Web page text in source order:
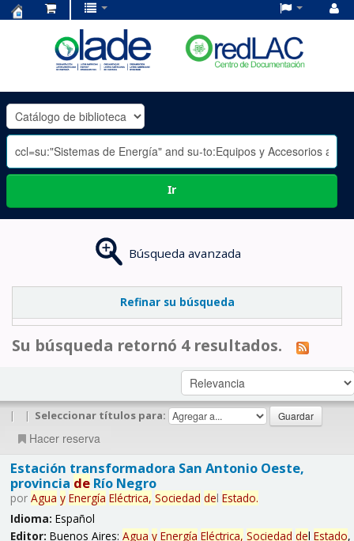
OLADE
-
Ir
Búsqueda avanzada
Refinar su búsqueda
Su búsqueda retornó 4 resultados.
| | Seleccionar títulos para:
Hacer reserva
Estación transformadora San Antonio Oeste,
provincia deRío Negro
por Agua y Energía Eléctrica, Sociedad del Estado.
Idioma: Español
Editor: Buenos Aires: Agua y Energía Eléctrica, Sociedad del Estado,